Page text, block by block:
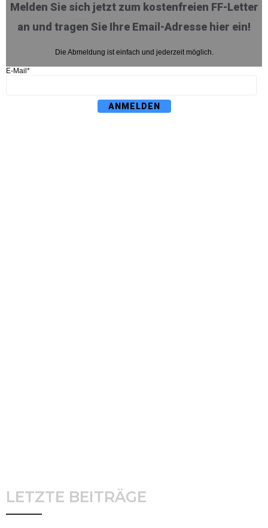
Melden Sie sich jetzt zum kostenfreien FF-Letter
an und tragen Sie Ihre Email-Adresse hier ein!
Die Abmeldung ist einfach und jederzeit möglich.
E-Mail*
ANMELDEN
LETZTE BEITRÄGE